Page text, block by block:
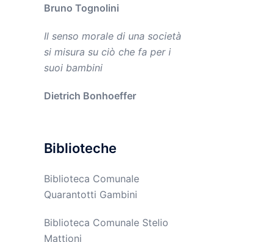
Bruno Tognolini
Il senso morale di una società
si misura su ciò che fa per i
suoi bambini
Dietrich Bonhoeffer
Biblioteche
Biblioteca Comunale
Quarantotti Gambini
Biblioteca Comunale Stelio
Mattioni